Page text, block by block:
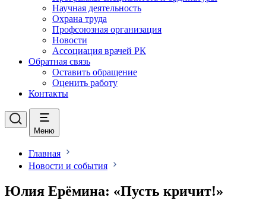
Научная деятельность
Охрана труда
Профсоюзная организация
Новости
Ассоциация врачей РК
Обратная связь
Оставить обращение
Оценить работу
Контакты
Меню
Главная
Новости и события
Юлия Ерёмина: «Пусть кричит!»